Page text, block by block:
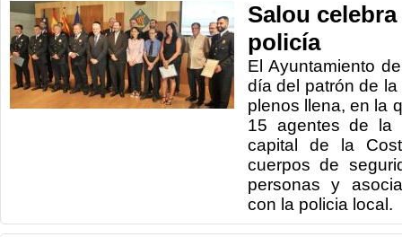
Salou
policía
El Ayuntamiento
día del patrón de
plenos llena, en la
15 agentes de la
capital de la
cuerpos de
personas y
con la policia local.